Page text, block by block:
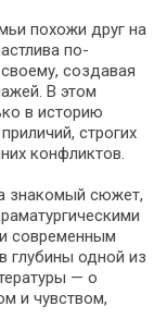
похожи друг на
по-
создавая
В этом
в историю
строгих
конфликтов.
знакомый сюжет,
современным
глубины одной из
— о
и чувством,